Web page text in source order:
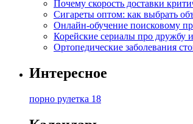
Почему скорость доставки
Сигареты оптом: как выбрать
Онлайн-обучение поисковому
Корейские сериалы про дружбу
Ортопедические заболевания
Интересное
порно рулетка 18